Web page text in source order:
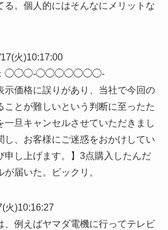
る。個人的にはそんなにメリットな
火)10:17:00
文：◯◯◯-◯◯◯◯◯◯◯-
格に誤りがあり、当社で今回の
ことが難しいという判断に至ったた
一旦キャンセルさせていただきまし
し、お客様にご迷惑をおかけしてい
申し上げます。】3点購入したんだ
届いた。ビックリ。
火)10:16:27
、例えばヤマダ電機に行ってテレビ